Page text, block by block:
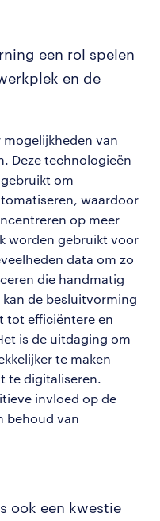
een rol spelen
en de
mogelijkheden van
Deze technologieën
om
waardoor
op meer
worden gebruikt voor
data om zo
die handmatig
de besluitvorming
tot efficiëntere en
is de uitdaging om
te maken
te digitaliseren.
invloed op de
behoud van
ook een kwestie